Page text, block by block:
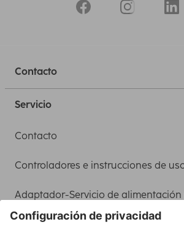
Contacto
Servicio
Contacto
Controladores e instrucciones de
Adaptador-Servicio de